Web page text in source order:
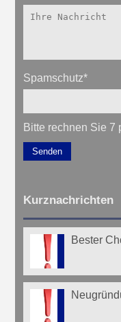
Spamschutz*
Bitte rechnen Sie 7
Senden
Kurznachrichten
Bester